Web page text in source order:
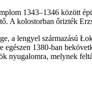
1343–1346 között
A kolostorban őrizték
a lengyel származású
egészen 1380-ban
nyugalomra, melynek